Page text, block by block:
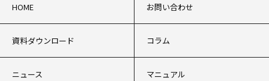
HOME お問い合わせ
資料ダウンロード コラム
ニュース マニュアル